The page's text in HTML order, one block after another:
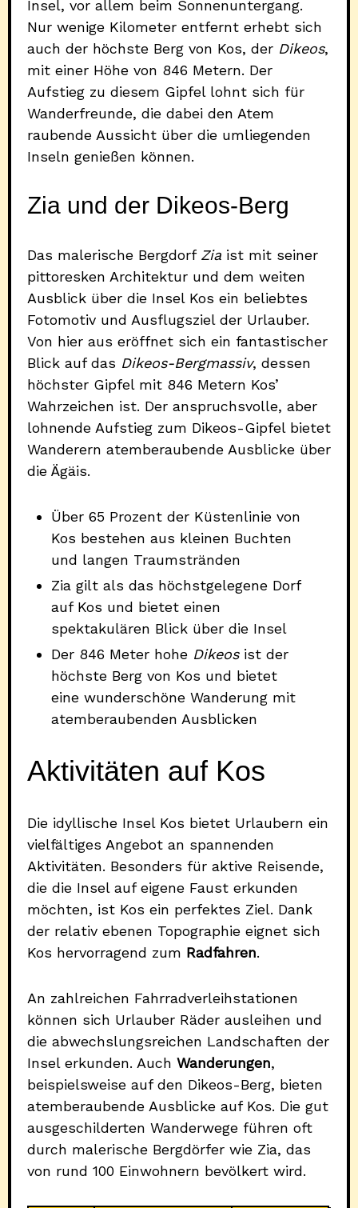
Insel, vor allem beim Sonnenuntergang.
Nur wenige Kilometer entfernt erhebt sich
auch der höchste Berg von Kos, der Dikeos,
mit einer Höhe von 846 Metern. Der
Aufstieg zu diesem Gipfel lohnt sich für
Wanderfreunde, die dabei den Atem
raubende Aussicht über die umliegenden
Inseln genießen können.
Zia und der Dikeos-Berg
Das malerische Bergdorf Zia ist mit seiner
pittoresken Architektur und dem weiten
Ausblick über die Insel Kos ein beliebtes
Fotomotiv und Ausflugsziel der Urlauber.
Von hier aus eröffnet sich ein fantastischer
Blick auf das Dikeos-Bergmassiv, dessen
höchster Gipfel mit 846 Metern Kos’
Wahrzeichen ist. Der anspruchsvolle, aber
lohnende Aufstieg zum Dikeos-Gipfel bietet
Wanderern atemberaubende Ausblicke über
die Ägäis.
Über 65 Prozent der Küstenlinie von
Kos bestehen aus kleinen Buchten
und langen Traumstränden
Zia gilt als das höchstgelegene Dorf
auf Kos und bietet einen
spektakulären Blick über die Insel
Der 846 Meter hohe Dikeosist der
höchste Berg von Kos und bietet
eine wunderschöne Wanderung mit
atemberaubenden Ausblicken
Aktivitäten auf Kos
Die idyllische Insel Kos bietet Urlaubern ein
vielfältiges Angebot an spannenden
Aktivitäten. Besonders für aktive Reisende,
die die Insel auf eigene Faust erkunden
möchten, ist Kos ein perfektes Ziel. Dank
der relativ ebenen Topographie eignet sich
Kos hervorragend zum Radfahren.
An zahlreichen Fahrradverleihstationen
können sich Urlauber Räder ausleihen und
die abwechslungsreichen Landschaften der
Insel erkunden. Auch Wanderungen,
beispielsweise auf den Dikeos-Berg, bieten
atemberaubende Ausblicke auf Kos. Die gut
ausgeschilderten Wanderwege führen oft
durch malerische Bergdörfer wie Zia, das
von rund 100 Einwohnern bevölkert wird.